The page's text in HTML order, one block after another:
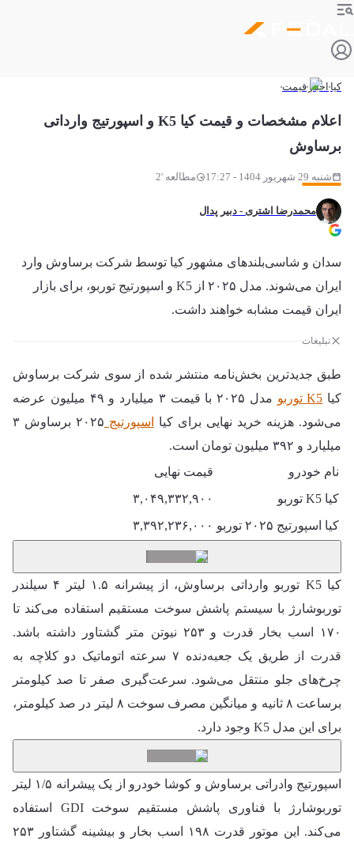
کیا اخبار قیمت
اعلام مشخصات و قیمت کیا K5 و اسپورتیج وارداتی
برساوش
شنبه 29 شهریور 1404 - 17:27 مطالعه '2
محمدرضا اشتری - دبیر پدال
سدان و شاسی‌بلندهای مشهور کیا توسط شرکت برساوش وارد
ایران می‌شوند. مدل ۲۰۲۵ از K5 و اسپورتیج توربو، برای بازار
ایران قیمت مشابه خواهند داشت.
تبلیغات
طبق جدیدترین بخش‌نامه منتشر شده از سوی شرکت برساوش
کیا K5 توربو
مدل ۲۰۲۵ با قیمت ۳ میلیارد و ۴۹ میلیون عرضه
می‌شود. هزینه خرید نهایی برای کیا
اسپورتیج
۲۰۲۵ برساوش ۳
میلیارد و ۳۹۲ میلیون تومان است.
نام خودرو
قیمت نهایی
کیا K5 توربو
۳,۰۴۹,۳۳۲,۹۰۰
کیا اسپورتیج ۲۰۲۵ توربو
۳,۳۹۲,۲۳۶,۰۰۰
کیا K5 توربو وارداتی برساوش، از پیشرانه ۱.۵ لیتر ۴ سیلندر
توربوشارژ با سیستم پاشش سوخت مستقیم استفاده می‌کند تا
۱۷۰ اسب بخار قدرت و ۲۵۳ نیوتن متر گشتاور داشته باشد.
قدرت از طریق یک جعبه‌دنده ۷ سرعته اتوماتیک دو کلاچه به
چرخ‌های جلو منتقل می‌شود. سرعت‌گیری صفر تا صد کیلومتر
برساعت ۸ ثانیه و میانگین مصرف سوخت ۸ لیتر در صد کیلومتر،
برای این مدل K5 وجود دارد.
اسپورتیج وادراتی برساوش و کوشا خودرو از یک پیشرانه ۱/۵ لیتر
توربوشارژ با فناوری پاشش مستقیم سوخت GDI استفاده
می‌کند. این موتور قدرت ۱۹۸ اسب بخار و بیشینه گشتاور ۲۵۳